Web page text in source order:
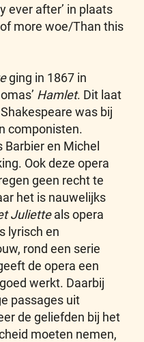
ever after’ in plaats
more woe/Than this
ging in 1867 in
Hamlet. Dit laat
was bij
componisten.
en Michel
Ook deze opera
geen recht te
het is nauwelijks
Julietteals opera
lyrisch en
rond een serie
de opera een
werkt. Daarbij
passages uit
de geliefden bij het
moeten nemen,